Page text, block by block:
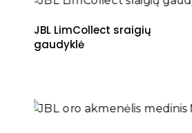
JBL LimCollect sraigių
gaudyklė